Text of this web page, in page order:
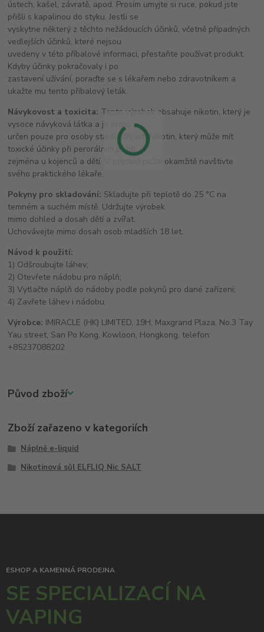
ústech, kašel, závratě, apod. Prosím umyjte si ruce, pokud jste
přišli s kapalinou do styku. Jestli se
vyskytne některý z těchto nežádoucích účinků, včetně případných
vedlejších účinků, které nejsou
uvedeny v této příbalové informaci, přestaňte používat produkt.
Kdyby účinky pokračovaly i po
zastavení užívání, poraďte se s lékařem nebo zdravotníkem a
ukažte mu tento příbalový leták.
Návykovost a toxicita: Tento výrobek obsahuje nikotin, který je
vysoce návyková látka a je proto
určen pouze pro osoby starší 18ti let. Nikotin, který může mít
toxické účinky při perorálním požití,
zejména u kojenců a dětí. V případě požití okamžitě navštivte
svého praktického lékaře.
Pokyny pro skladování: Skladujte při teplotě do 25 °C na
temném a suchém místě. Udržujte výrobek
mimo dohled a dosah dětí a zvířat.
Uchovávejte mimo dosah osob mladších 18 let.
Návod k použití:
1) Odšroubujte láhev;
2) Otevřete nádobu pro náplň;
3) Vytlačte náplň do nádoby podle pokynů pro dané zařízení;
4) Zavřete láhev i nádobu.
Výrobce: IMIRACLE (HK) LIMITED, 19H, Maxgrand Plaza, No.3 Tay
Yau street, San Po Kong, Kowloon, Hongkong, telefon:
+85237088202
Původ zboží
Zboží zařazeno v kategoriích
Náplně e-liquid
Nikotinová sůl ELFLIQ Nic SALT
ESHOP A KAMENNÁ PRODEJNA
SE SPECIALIZACÍ NA
VAPING